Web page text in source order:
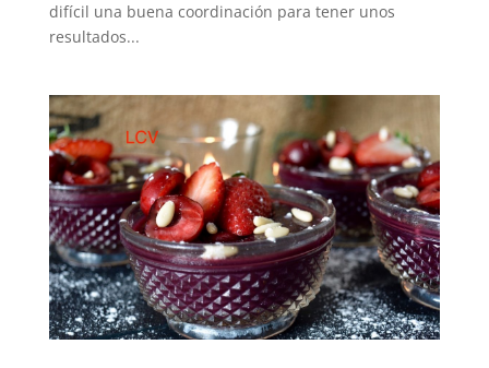
difícil una buena coordinación para tener unos
resultados...